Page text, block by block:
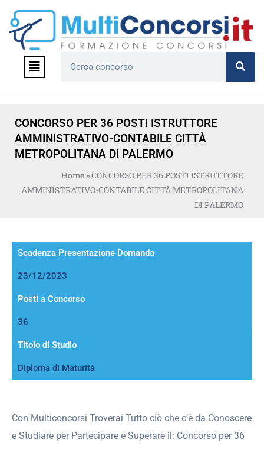
contenuto
Menu
CONCORSO PER 36 POSTI ISTRUTTORE
AMMINISTRATIVO-CONTABILE CITTÀ
METROPOLITANA DI PALERMO
Home »CONCORSO PER 36 POSTI ISTRUTTORE
AMMINISTRATIVO-CONTABILE CITTÀ METROPOLITANA
DI PALERMO
Scadenza Presentazione Domanda
23/12/2023
Posti a Concorso
36
Titolo di Studio
Diploma di Maturità
Con Multiconcorsi Troverai Tutto ciò che c’è da Conoscere
e Studiare per Partecipare e Superare il: Concorso per 36